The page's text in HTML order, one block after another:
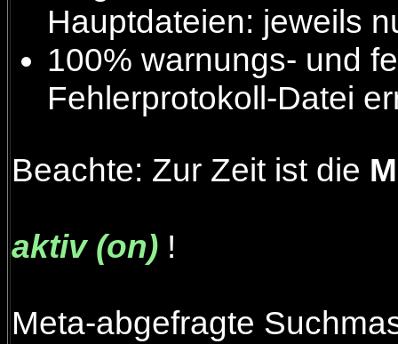
Hauptdateien: jeweils
100% warnungs- und
Fehlerprotokoll-Datei
Beachte: Zur Zeit ist die
aktiv (on) !
Meta-abgefragte